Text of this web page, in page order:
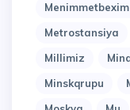
Menimmetbexim
Metrostansiya
Millimiz
Minskqrupu